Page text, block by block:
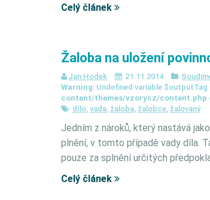
Celý článek
Žaloba na uložení
Jan Hodek 21.11.2014
Warning: Undefined variable $outputTag
content/themes/vzorycz/content.php
dílo, vada, žaloba, žalobce, žalovaný
Jedním z nároků, který nastává
plnění, v tomto případě vady díla.
pouze za splnění určitých
Celý článek